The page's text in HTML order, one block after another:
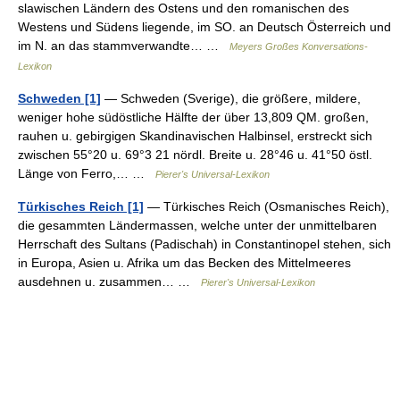
slawischen Ländern des Ostens und den romanischen des
Westens und Südens liegende, im SO. an Deutsch Österreich und
im N. an das stammverwandte… …
Meyers Großes Konversations-
Lexikon
Schweden [1] — Schweden (Sverige), die größere, mildere,
weniger hohe südöstliche Hälfte der über 13,809 QM. großen,
rauhen u. gebirgigen Skandinavischen Halbinsel, erstreckt sich
zwischen 55°20 u. 69°3 21 nördl. Breite u. 28°46 u. 41°50 östl.
Länge von Ferro,… …
Pierer's Universal-Lexikon
Türkisches Reich [1] — Türkisches Reich (Osmanisches Reich),
die gesammten Ländermassen, welche unter der unmittelbaren
Herrschaft des Sultans (Padischah) in Constantinopel stehen, sich
in Europa, Asien u. Afrika um das Becken des Mittelmeeres
ausdehnen u. zusammen… …
Pierer's Universal-Lexikon